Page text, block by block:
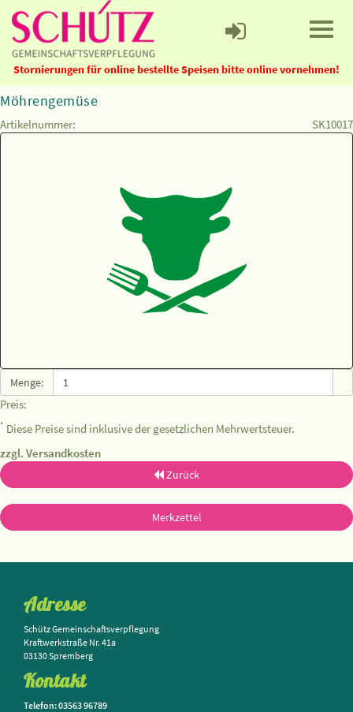
Stornierungen für online bestellte Speisen bitte online vornehmen!
Möhrengemüse
Artikelnummer: SK10017
Menge:
Preis:
* Diese Preise sind inklusive der gesetzlichen Mehrwertsteuer.
zzgl. Versandkosten
Zurück
Merkzettel
Adresse
Schütz Gemeinschaftsverpflegung
Kraftwerkstraße Nr. 41a
03130 Spremberg
Kontakt
Telefon: 03563 96789